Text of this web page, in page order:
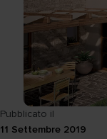
Pubblicato il
11 Settembre 2019